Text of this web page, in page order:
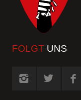
FOLGT UNS